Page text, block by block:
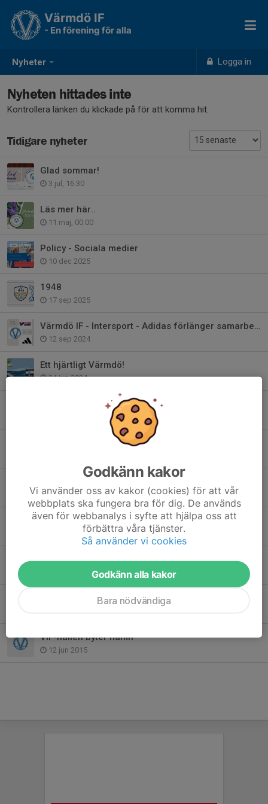
Nyheter Logga in
Värmdö IF
- En förening för alla
Nyheten hittades inte
Kontrollera länken du klickade på för att komma hit.
Tidigare nyheter
Glad sommar!
3 jul, 16:30
Läs mer här..
11 maj, 00:00
Policy - Sociala medier
10 dec 2025
1948
17 sep 2025
Värmdö IF - Intersport - Adidas förlänger samarbetet!
12 sep 2024
Ett hjärtligt Värmdö!
24 jun 2024
Bli medlem i Club 1948 - Värmdö IF:s Vänner
Värdegrundsambassadör - Värmdös viktigaste
27 dec 2023
Värmdö IF har sorg
17 apr 2023
Värmdö IF-familjen har sorg
Sommarfotbollsskolan en succé!
VIF-hallen byter namn
12 jun 2015
Godkänn kakor
Vi använder oss av kakor (cookies) för att vår
webbplats ska fungera bra för dig. De används
även för webbanalys i syfte att hjälpa oss att
förbättra våra tjänster.
Så använder vi cookies
Godkänn alla kakor
Bara nödvändiga